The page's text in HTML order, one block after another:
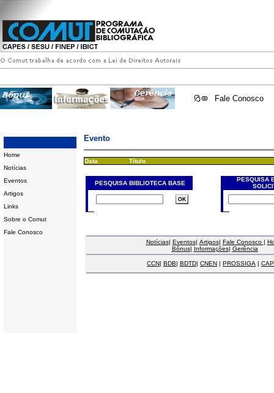
Fale Conosco
Home
Notícias
Eventos
Artigos
Links
Sobre o Comut
Fale Conosco
Evento
Data Título
PESQUISA BIBLIOTECA BASE
PESQUISA
Notícias| Eventos| Artigos| Fale Conosco |
Bônus| Informações| Gerência
CCN| BDB| BDTD| CNEN | PROSSIGA |